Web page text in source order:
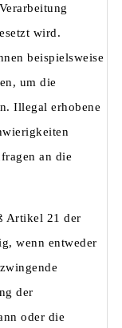
wird.
beispielsweise
um die
Illegal erhobene
an die
Artikel 21 der
wenn entweder
der
oder die